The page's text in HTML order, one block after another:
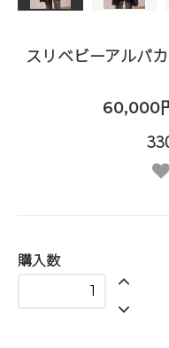
スリベビーアルパ
60,000
購入数